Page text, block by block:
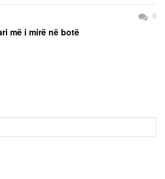
0
më i mirë në botë